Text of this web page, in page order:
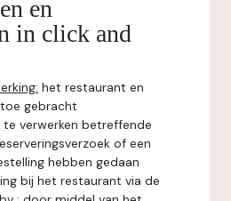
en
in click and
het restaurant en
gebracht
verwerken betreffende
of een
hebben gedaan
bij het restaurant via de